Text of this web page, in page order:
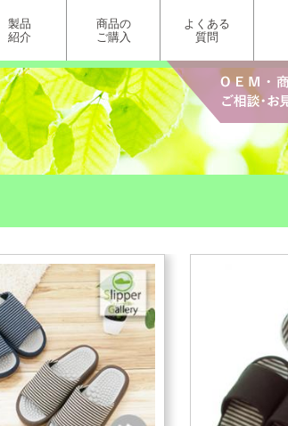
製品
紹介
商品の
ご購入
よくある
質問